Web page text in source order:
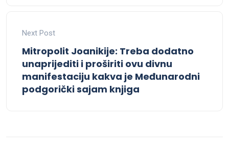
Next Post
Mitropolit Joanikije: Treba dodatno
unaprijediti i proširiti ovu divnu
manifestaciju kakva je Međunarodni
podgorički sajam knjiga